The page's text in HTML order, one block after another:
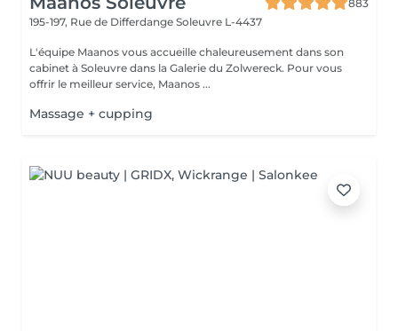
883
195-197, Rue de Differdange Soleuvre L-4437
L'équipe Maanos vous accueille chaleureusement dans son
cabinet à Soleuvre dans la Galerie du Zolwereck. Pour vous
offrir le meilleur service, Maanos ...
Massage + cupping